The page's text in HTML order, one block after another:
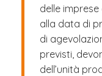
delle
alla data di
di
previsti,
dell’unità